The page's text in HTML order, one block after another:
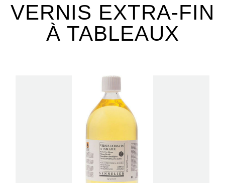
VERNIS EXTRA-FIN
À TABLEAUX